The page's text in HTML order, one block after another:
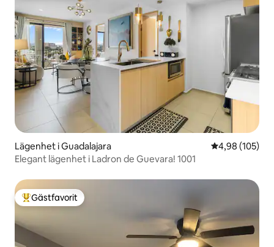
Lägenhet i Guadalajara 4,98 av 5 i
4,98 (105)
Elegant lägenhet i Ladron de Guevara! 1001
Populär gästfavorit
Gästfavorit